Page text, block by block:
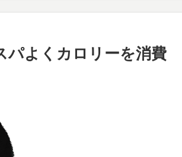
パよくカロリーを消費